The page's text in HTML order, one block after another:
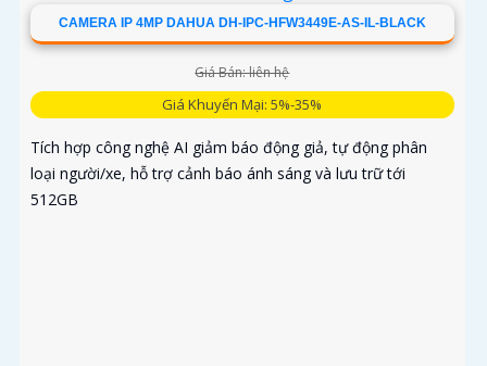
CAMERA IP 4MP DAHUA DH-IPC-HFW3449E-AS-IL-BLACK
Giá Bán: liên hệ
Giá Khuyến Mại: 5%-35%
Tích hợp công nghệ AI giảm báo động giả, tự động phân
loại người/xe, hỗ trợ cảnh báo ánh sáng và lưu trữ tới
512GB